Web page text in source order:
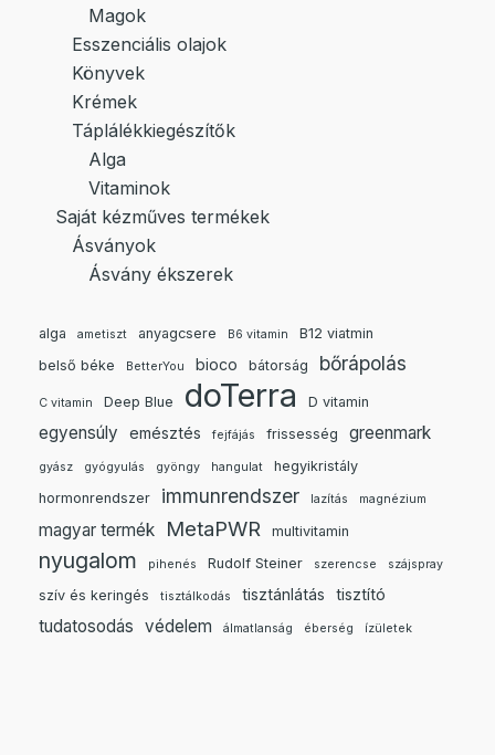
Magok
Esszenciális olajok
Könyvek
Krémek
Táplálékkiegészítők
Alga
Vitaminok
Saját kézműves termékek
Ásványok
Ásvány ékszerek
alga ametiszt anyagcsere B6 vitamin
B12 viatmin
belső béke
BetterYou bioco bátorság bőrápolás
C vitamin Deep Blue doTerra D vitamin
egyensúly emésztés fejfájás frissesség greenmark
gyász gyógyulás gyöngy hangulat
hegyikristály
hormonrendszer
immunrendszer lazítás magnézium
magyar termék MetaPWR multivitamin
nyugalom pihenés Rudolf Steiner szerencse szájspray
szív és keringés tisztálkodás tisztánlátás tisztító
tudatosodás védelem álmatlanság éberség ízületek